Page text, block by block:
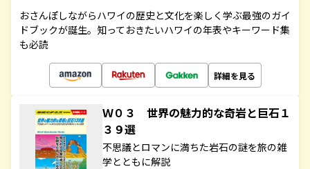
おさんぽしながらハワイの歴史と文化を楽しく学ぶ最強のガイ
ドブックが誕生。知っておきたいハワイの年表やキーワード集
も必読
詳細を見る
Ｗ０３ 世界の魅力的な奇岩と巨石１
３９選
不思議とロマンに満ちた岩石の謎を旅の雑
学とともに解説